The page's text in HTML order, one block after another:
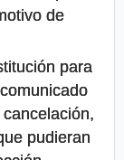
de
para
pudieran